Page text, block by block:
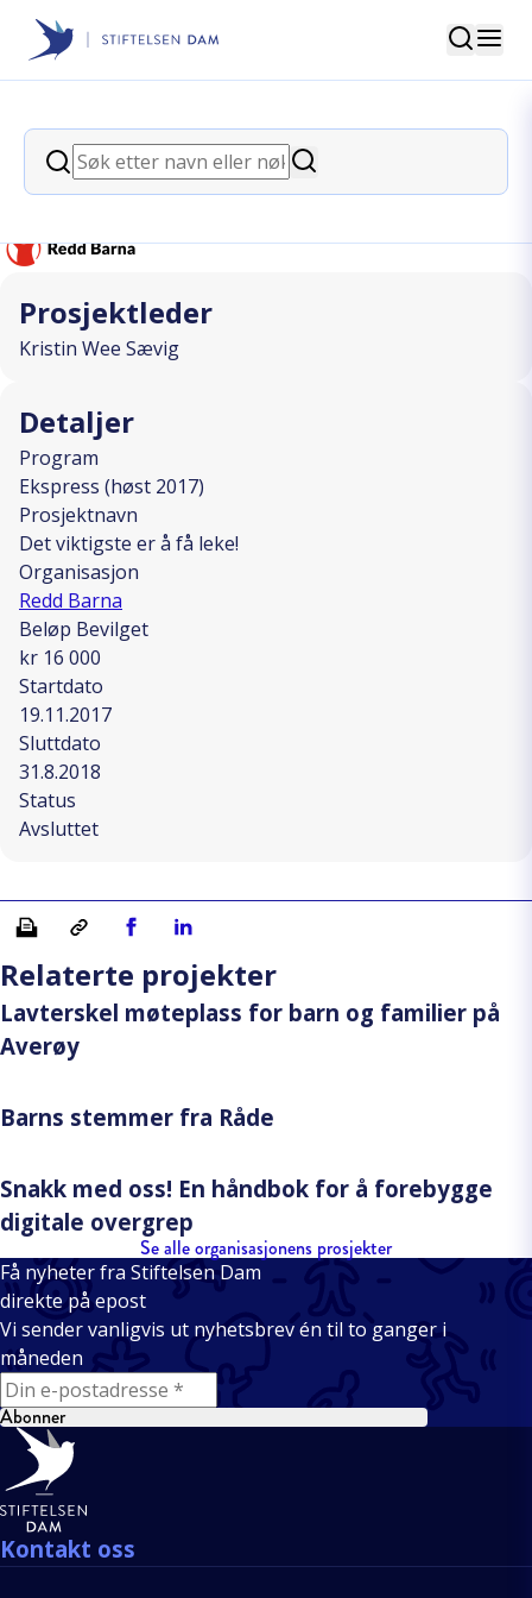
Stiftelsen Dam
Søk
Søk
Søk
back
Det viktigste er å få leke!
Prosjektleder
Kristin Wee Sævig
Detaljer
Program
Ekspress (høst 2017)
Prosjektnavn
Det viktigste er å få leke!
Organisasjon
Redd Barna
Beløp Bevilget
kr 16 000
Startdato
19.11.2017
Sluttdato
31.8.2018
Status
Avsluttet
Skriv ut Kopiera länkDel på Facebook
Del på Linkedin
Relaterte projekter
Lavterskel møteplass for barn og familier på
Averøy
Barns stemmer fra Råde
Snakk med oss! En håndbok for å forebygge
digitale overgrep
Se alle organisasjonens prosjekter
Få nyheter fra Stiftelsen Dam
direkte på epost
Vi sender vanligvis ut nyhetsbrev én til to ganger i
måneden
E-mail
Abonner
Bunntekst
Kontakt oss